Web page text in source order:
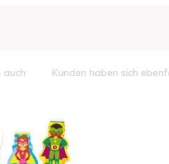
auch Kunden haben sich